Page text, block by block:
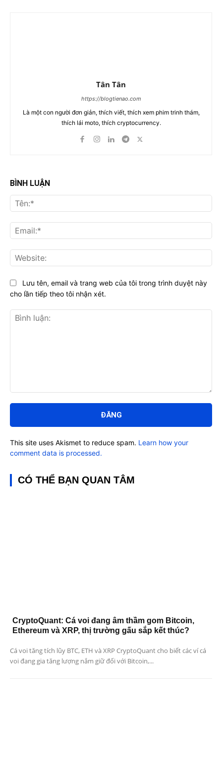
Tân Tân
https://blogtienao.com
Là một con người đơn giản, thích viết, thích xem phim trinh thám,
thích lái moto, thích cryptocurrency.
BÌNH LUẬN
Lưu tên, email và trang web của tôi trong trình duyệt này
cho lần tiếp theo tôi nhận xét.
This site uses Akismet to reduce spam. Learn how your
comment data is processed.
CÓ THỂ BẠN QUAN TÂM
CryptoQuant: Cá voi đang âm thầm gom Bitcoin,
Ethereum và XRP, thị trường gấu sắp kết thúc?
Cá voi tăng tích lũy BTC, ETH và XRP CryptoQuant cho biết các ví cá
voi đang gia tăng lượng nắm giữ đối với Bitcoin,...